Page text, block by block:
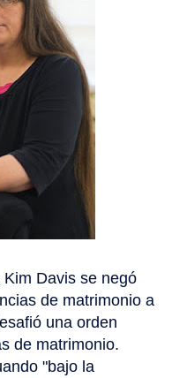
Davis se negó
de matrimonio a
una orden
de matrimonio.
"bajo la